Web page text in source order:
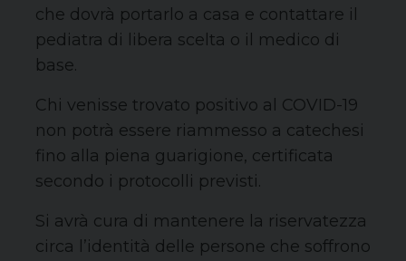
che dovrà portarlo a casa e contattare il
pediatra di libera scelta o il medico di
base.
Chi venisse trovato positivo al COVID-19
non potrà essere riammesso a catechesi
fino alla piena guarigione, certificata
secondo i protocolli previsti.
Si avrà cura di mantenere la riservatezza
circa l’identità delle persone che soffrono